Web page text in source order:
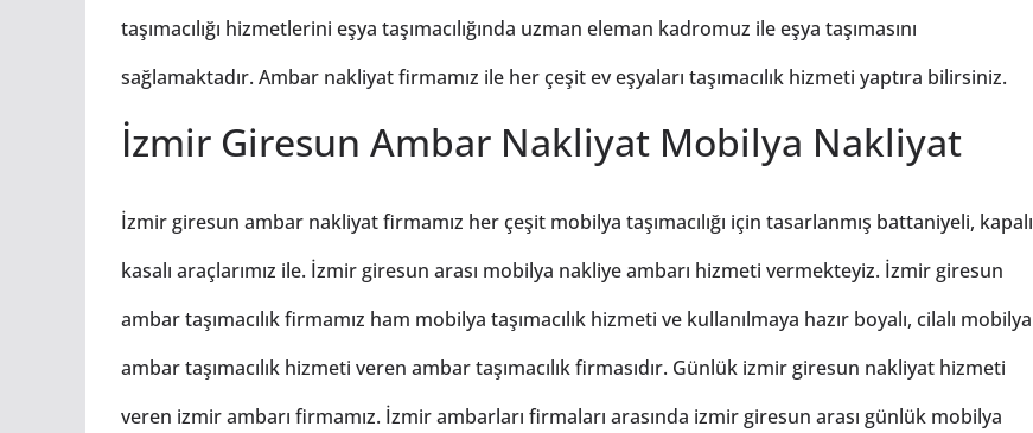
taşımacılığı hizmetlerini eşya taşımacılığında uzman eleman kadromuz ile eşya taşımasını
sağlamaktadır. Ambar nakliyat firmamız ile her çeşit ev eşyaları taşımacılık hizmeti yaptıra bilirsiniz.
İzmir Giresun Ambar Nakliyat Mobilya Nakliyat
İzmir giresun ambar nakliyat firmamız her çeşit mobilya taşımacılığı için tasarlanmış battaniyeli, kapalı
kasalı araçlarımız ile. İzmir giresun arası mobilya nakliye ambarı hizmeti vermekteyiz. İzmir giresun
ambar taşımacılık firmamız ham mobilya taşımacılık hizmeti ve kullanılmaya hazır boyalı, cilalı mobilya
ambar taşımacılık hizmeti veren ambar taşımacılık firmasıdır. Günlük izmir giresun nakliyat hizmeti
veren izmir ambarı firmamız. İzmir ambarları firmaları arasında izmir giresun arası günlük mobilya